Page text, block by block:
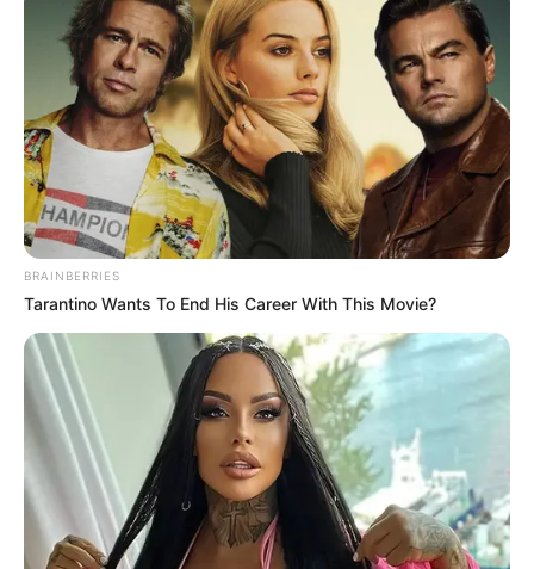
BRAINBERRIES
Tarantino Wants To End His Career With This Movie?